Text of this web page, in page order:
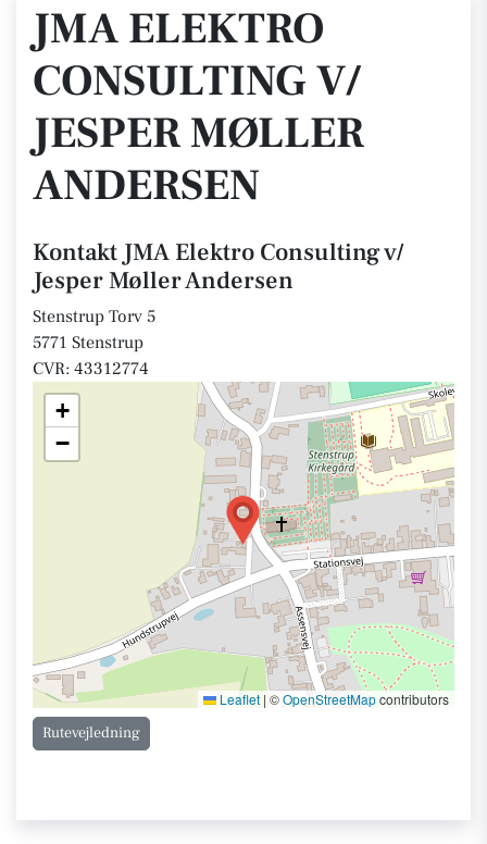
JMA ELEKTRO
CONSULTING V/
JESPER MØLLER
ANDERSEN
Kontakt JMA Elektro Consulting v/
Jesper Møller Andersen
Stenstrup Torv 5
5771 Stenstrup
CVR: 43312774
+
−
Leaflet | ©OpenStreetMapcontributors
Rutevejledning